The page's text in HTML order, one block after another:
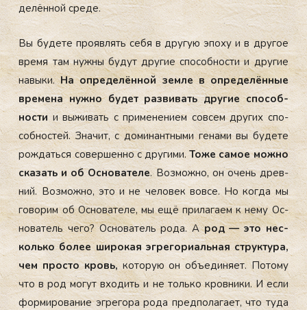
делён­ной сре­де.
Вы бу­дете про­яв­лять се­бя в дру­гую эпо­ху и в дру­гое
вре­мя там нуж­ны бу­дут дру­гие спо­соб­ности и дру­гие
на­выки.На оп­ре­делён­ной зем­ле в оп­ре­делён­ные
вре­мена нуж­но бу­дет раз­ви­вать дру­гие спо­соб­
ностии вы­живать с при­мене­ни­ем сов­сем дру­гих спо­
соб­ностей. Зна­чит, с до­минан­тны­ми ге­нами вы бу­дете
рож­дать­ся со­вер­шенно с дру­гими.То­же са­мое мож­но
ска­зать и об Ос­но­вате­ле. Воз­можно, он очень древ­
ний. Воз­можно, это и не че­ловек вов­се. Но ког­да мы
го­ворим об Ос­но­вате­ле, мы ещё при­лага­ем к не­му Ос­
но­ватель че­го? Ос­но­ватель ро­да. Арод — это нес­
коль­ко бо­лее ши­рокая эг­ре­гори­аль­ная струк­ту­ра,
чем прос­то кровь, ко­торую он объ­еди­ня­ет. По­тому
что в род мо­гут вхо­дить и не толь­ко кров­ни­ки. И ес­ли
фор­ми­рова­ние эг­ре­гора ро­да пред­по­лага­ет, что ту­да